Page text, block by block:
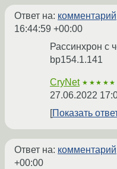
Ответ на: комментарий
16:44:59 +00:00
Рассинхрон с
bp154.1.141
CryNet ★★★★★
27.06.2022
Показать
Ответ на: комментарий
+00:00